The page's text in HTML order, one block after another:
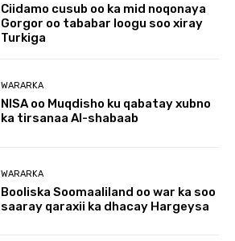
Ciidamo cusub oo ka mid noqonaya
Gorgor oo tababar loogu soo xiray
Turkiga
WARARKA
NISA oo Muqdisho ku qabatay xubno
ka tirsanaa Al-shabaab
WARARKA
Booliska Soomaaliland oo war ka soo
saaray qaraxii ka dhacay Hargeysa